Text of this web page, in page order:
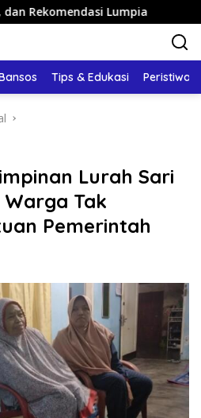
Lumpia Panduan
Tips & Edukasi Peristiwa
Lurah Sari
Tak
Pemerintah